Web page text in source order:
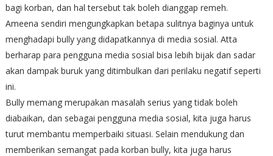
bagi korban, dan hal tersebut tak boleh dianggap remeh.
Ameena sendiri mengungkapkan betapa sulitnya baginya untuk
menghadapi bully yang didapatkannya di media sosial. Atta
berharap para pengguna media sosial bisa lebih bijak dan sadar
akan dampak buruk yang ditimbulkan dari perilaku negatif seperti
ini.
Bully memang merupakan masalah serius yang tidak boleh
diabaikan, dan sebagai pengguna media sosial, kita juga harus
turut membantu memperbaiki situasi. Selain mendukung dan
memberikan semangat pada korban bully, kita juga harus